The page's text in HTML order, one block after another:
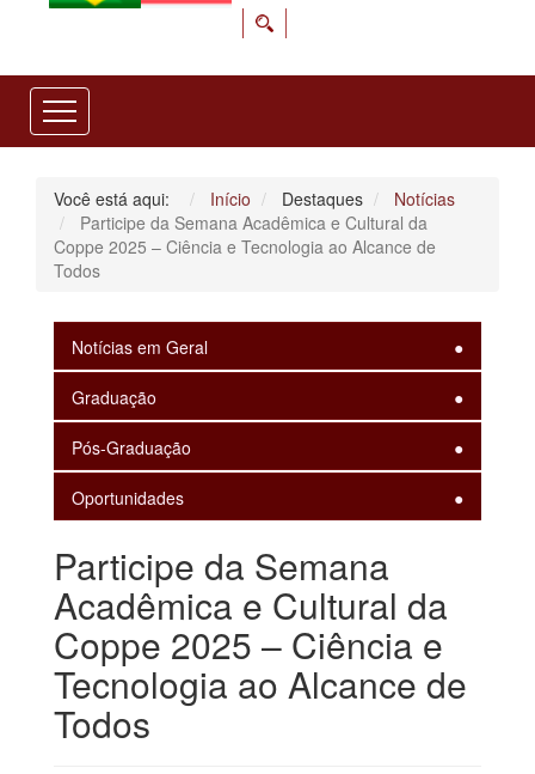
Você está aqui: Início Destaques
Notícias
Participe da Semana Acadêmica e Cultural da
Coppe 2025 – Ciência e Tecnologia ao Alcance de
Todos
Notícias em Geral
Graduação
Pós-Graduação
Oportunidades
Participe da Semana
Acadêmica e Cultural da
Coppe 2025 – Ciência e
Tecnologia ao Alcance de
Todos